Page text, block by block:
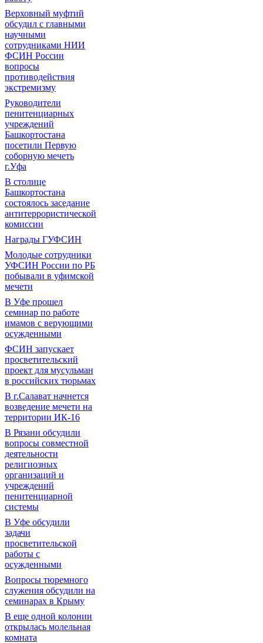
Верховный муфтий
обсудил с главными
научными
сотрудниками НИИ
ФСИН России
вопросы
противодействия
экстремизму
Руководители
пенитенциарных
учреждений
Башкортостана
посетили Первую
соборную мечеть
г.Уфа
В столице
Башкортостана
состоялось заседание
антитеррористической
комиссии
Награды ГУФСИН
Молодые сотрудники
УФСИН России по РБ
побывали в уфимской
мечети
В Уфе прошел
семинар по работе
имамов с верующими
осужденными
ФСИН запускает
просветительский
проект для мусульман
в российских тюрьмах
В г.Салават начнется
возведение мечети на
территории ИК-16
В Рязани обсудили
вопросы совместной
деятельности
религиозных
организаций и
учреждений
пенитенциарной
системы
В Уфе обсудили
задачи
просветительской
работы с
осужденными
Вопросы тюремного
служения обсудили на
семинарах в Крыму
В еще одной колонии
открылась молельная
комната